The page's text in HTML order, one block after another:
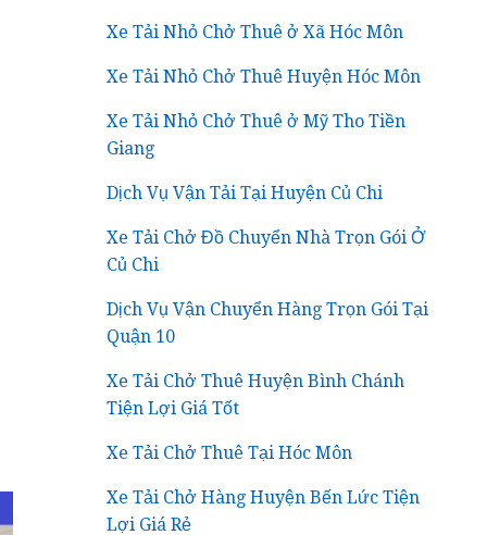
Xe Tải Nhỏ Chở Thuê ở Xã Hóc Môn
Xe Tải Nhỏ Chở Thuê Huyện Hóc Môn
Xe Tải Nhỏ Chở Thuê ở Mỹ Tho Tiền
Giang
Dịch Vụ Vận Tải Tại Huyện Củ Chi
Xe Tải Chở Đồ Chuyển Nhà Trọn Gói Ở
Củ Chi
Dịch Vụ Vận Chuyển Hàng Trọn Gói Tại
Quận 10
Xe Tải Chở Thuê Huyện Bình Chánh
Tiện Lợi Giá Tốt
Xe Tải Chở Thuê Tại Hóc Môn
Xe Tải Chở Hàng Huyện Bến Lức Tiện
Lợi Giá Rẻ